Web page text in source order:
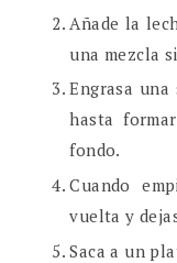
Añade la
una mezcla
Engrasa una
hasta
fondo.
Cuando
vuelta y
Saca a un